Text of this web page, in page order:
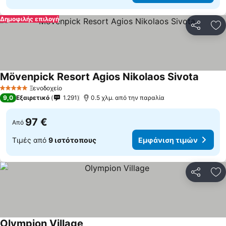
Δημοφιλής επιλογή
5 Αστέρια Ξενοδοχείο
Mövenpick Resort Agios Nikolaos Sivota
9,0 Εξαιρετικό 1.291 0.5 χλμ. από την παραλία
Από 97 €
Τιμές από 9 ιστότοπους Εμφάνιση τιμών
Olympion Village